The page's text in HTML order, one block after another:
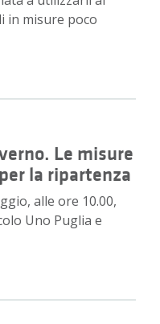
in misure poco
Le misure
la ripartenza
alle ore 10.00,
Uno Puglia e